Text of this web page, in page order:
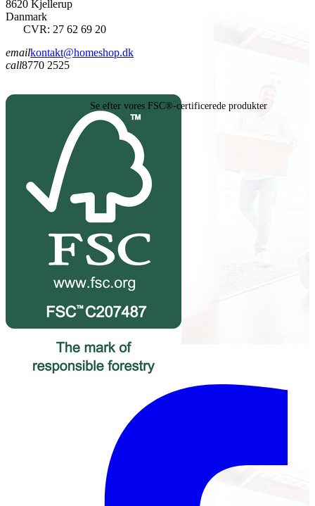
8620 Kjellerup
Danmark
CVR: 27 62 69 20
emailkontakt@homeshop.dk
call8770 2525
Se efter vores FSC®-certificerede produkter